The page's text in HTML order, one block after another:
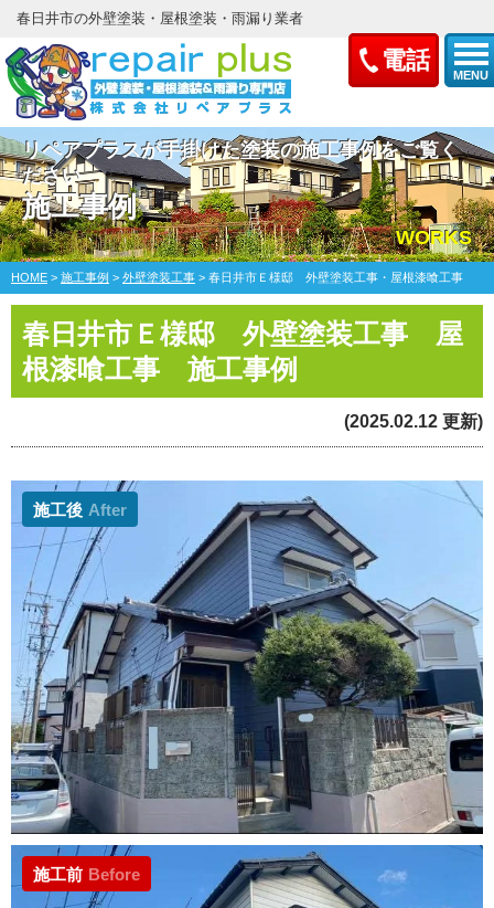
電話
MENU
春日井市の外壁塗装・屋根塗装・雨漏り業者
リペアプラスが手掛けた塗装の施工事例をご覧く
ださい
施工事例
WORKS
HOME > 施工事例 > 外壁塗装工事 > 春日井市Ｅ様邸 外壁塗装工事・屋根漆喰工事
春日井市Ｅ様邸 外壁塗装工事 屋
根漆喰工事 施工事例
(2025.02.12 更新)
施工後 After
施工前 Before